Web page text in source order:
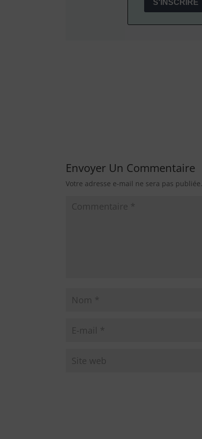
S'INSCRIRE
Envoyer Un Commentaire
Votre adresse e-mail ne sera pas publiée.